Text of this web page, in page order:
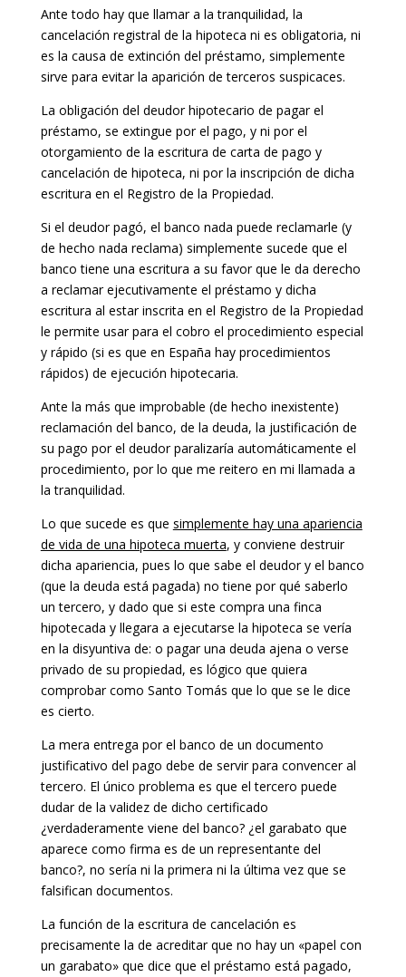
Ante todo hay que llamar a la tranquilidad, la
cancelación registral de la hipoteca ni es obligatoria, ni
es la causa de extinción del préstamo, simplemente
sirve para evitar la aparición de terceros suspicaces.
La obligación del deudor hipotecario de pagar el
préstamo, se extingue por el pago, y ni por el
otorgamiento de la escritura de carta de pago y
cancelación de hipoteca, ni por la inscripción de dicha
escritura en el Registro de la Propiedad.
Si el deudor pagó, el banco nada puede reclamarle (y
de hecho nada reclama) simplemente sucede que el
banco tiene una escritura a su favor que le da derecho
a reclamar ejecutivamente el préstamo y dicha
escritura al estar inscrita en el Registro de la Propiedad
le permite usar para el cobro el procedimiento especial
y rápido (si es que en España hay procedimientos
rápidos) de ejecución hipotecaria.
Ante la más que improbable (de hecho inexistente)
reclamación del banco, de la deuda, la justificación de
su pago por el deudor paralizaría automáticamente el
procedimiento, por lo que me reitero en mi llamada a
la tranquilidad.
Lo que sucede es que simplemente hay una apariencia
de vida de una hipoteca muerta, y conviene destruir
dicha apariencia, pues lo que sabe el deudor y el banco
(que la deuda está pagada) no tiene por qué saberlo
un tercero, y dado que si este compra una finca
hipotecada y llegara a ejecutarse la hipoteca se vería
en la disyuntiva de: o pagar una deuda ajena o verse
privado de su propiedad, es lógico que quiera
comprobar como Santo Tomás que lo que se le dice
es cierto.
La mera entrega por el banco de un documento
justificativo del pago debe de servir para convencer al
tercero. El único problema es que el tercero puede
dudar de la validez de dicho certificado
¿verdaderamente viene del banco? ¿el garabato que
aparece como firma es de un representante del
banco?, no sería ni la primera ni la última vez que se
falsifican documentos.
La función de la escritura de cancelación es
precisamente la de acreditar que no hay un «papel con
un garabato» que dice que el préstamo está pagado,